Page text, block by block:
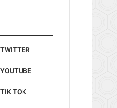
TWITTER
YOUTUBE
TIK TOK